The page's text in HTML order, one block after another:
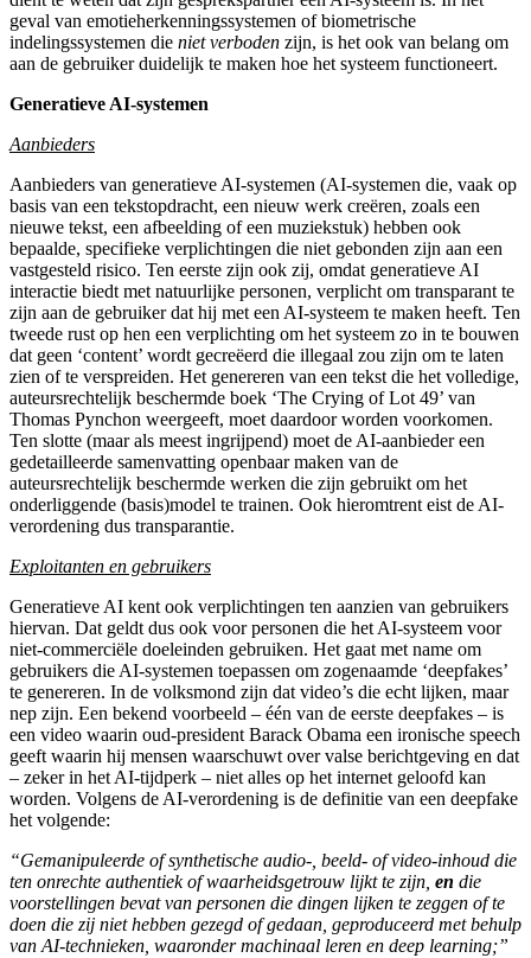
geval van emotieherkenningssystemen of biometrische
indelingssystemen die niet verboden zijn, is het ook van belang om
aan de gebruiker duidelijk te maken hoe het systeem functioneert.
Generatieve AI-systemen
Aanbieders
Aanbieders van generatieve AI-systemen (AI-systemen die, vaak op
basis van een tekstopdracht, een nieuw werk creëren, zoals een
nieuwe tekst, een afbeelding of een muziekstuk) hebben ook
bepaalde, specifieke verplichtingen die niet gebonden zijn aan een
vastgesteld risico. Ten eerste zijn ook zij, omdat generatieve AI
interactie biedt met natuurlijke personen, verplicht om transparant te
zijn aan de gebruiker dat hij met een AI-systeem te maken heeft. Ten
tweede rust op hen een verplichting om het systeem zo in te bouwen
dat geen ‘content’ wordt gecreëerd die illegaal zou zijn om te laten
zien of te verspreiden. Het genereren van een tekst die het volledige,
auteursrechtelijk beschermde boek ‘The Crying of Lot 49’ van
Thomas Pynchon weergeeft, moet daardoor worden voorkomen.
Ten slotte (maar als meest ingrijpend) moet de AI-aanbieder een
gedetailleerde samenvatting openbaar maken van de
auteursrechtelijk beschermde werken die zijn gebruikt om het
onderliggende (basis)model te trainen. Ook hieromtrent eist de AI-
verordening dus transparantie.
Exploitanten en gebruikers
Generatieve AI kent ook verplichtingen ten aanzien van gebruikers
hiervan. Dat geldt dus ook voor personen die het AI-systeem voor
niet-commerciële doeleinden gebruiken. Het gaat met name om
gebruikers die AI-systemen toepassen om zogenaamde ‘deepfakes’
te genereren. In de volksmond zijn dat video’s die echt lijken, maar
nep zijn. Een bekend voorbeeld – één van de eerste deepfakes – is
een video waarin oud-president Barack Obama een ironische speech
geeft waarin hij mensen waarschuwt over valse berichtgeving en dat
– zeker in het AI-tijdperk – niet alles op het internet geloofd kan
worden. Volgens de AI-verordening is de definitie van een deepfake
het volgende:
“Gemanipuleerde of synthetische audio-, beeld- of video-inhoud die
ten onrechte authentiek of waarheidsgetrouw lijkt te zijn, en die
voorstellingen bevat van personen die dingen lijken te zeggen of te
doen die zij niet hebben gezegd of gedaan, geproduceerd met behulp
van AI-technieken, waaronder machinaal leren en deep learning;”